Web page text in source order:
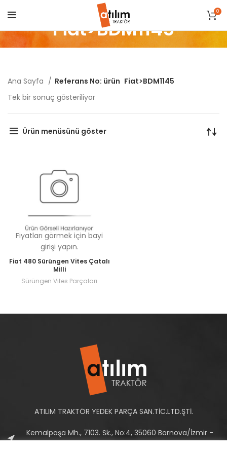
0
Fiat>BDM1145
Ana Sayfa Referans No: ürün Fiat>BDM1145
Tek bir sonuç gösteriliyor
Ürün menüsünü göster
Fiyatları görmek için bayi
girişi yapın.
Fiat 480 Sürüngen Vites Çatalı
Milli
Sürüngen Vites Parçaları
ATILIM TRAKTÖR YEDEK PARÇA SAN.TİC.LTD.ŞTİ.
Kemalpaşa Mh., 7103. Sk., No:4, 35060 Bornova/İzmir -